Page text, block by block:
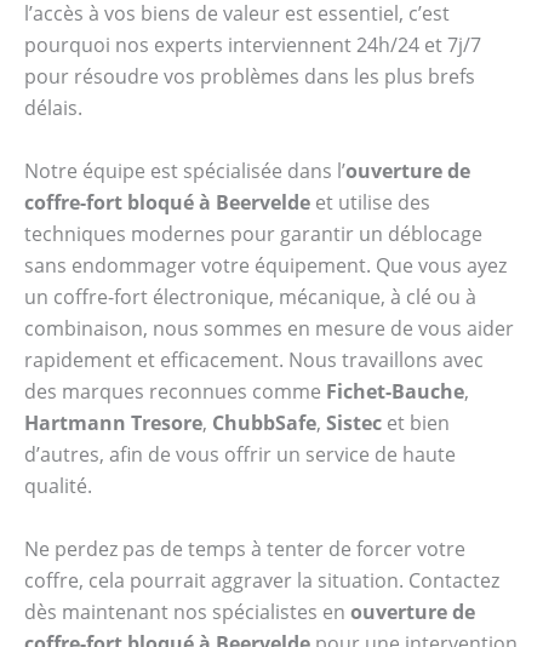
l’accès à vos biens de valeur est essentiel, c’est
pourquoi nos experts interviennent 24h/24 et 7j/7
pour résoudre vos problèmes dans les plus brefs
délais.
Notre équipe est spécialisée dans l’ouverture de
coffre-fort bloqué à Beervelde et utilise des
techniques modernes pour garantir un déblocage
sans endommager votre équipement. Que vous ayez
un coffre-fort électronique, mécanique, à clé ou à
combinaison, nous sommes en mesure de vous aider
rapidement et efficacement. Nous travaillons avec
des marques reconnues comme Fichet-Bauche,
Hartmann Tresore, ChubbSafe, Sistec et bien
d’autres, afin de vous offrir un service de haute
qualité.
Ne perdez pas de temps à tenter de forcer votre
coffre, cela pourrait aggraver la situation. Contactez
dès maintenant nos spécialistes en ouverture de